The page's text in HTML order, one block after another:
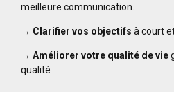
meilleure communication.
→ Clarifier vos objectifs à court
→ Améliorer votre qualité de vie
qualité